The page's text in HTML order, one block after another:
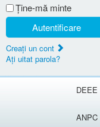
Ţine-mă minte
Autentificare
Creaţi un cont
Aţi uitat parola?
DEEE
ANPC